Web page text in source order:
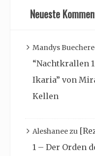
Neueste
Mandys
“Nachtkrallen
Ikaria” von
Kellen
Aleshaneezu
1 – Der Orden